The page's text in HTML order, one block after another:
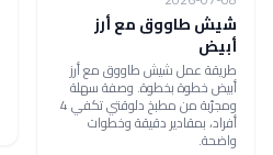
شيش طاووق مع أرز
أبيض
طريقة عمل شيش طاووق مع أرز
أبيض خطوة بخطوة. وصفة سهلة
ومجرّبة من مطبخ دلوقتي تكفي 4
أفراد، بمقادير دقيقة وخطوات
واضحة.